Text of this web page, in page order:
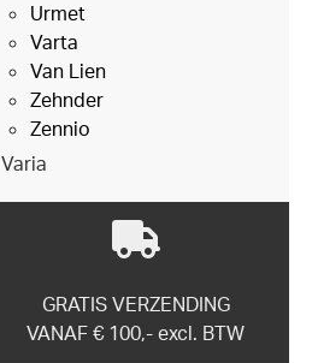
Urmet
Varta
Van Lien
Zehnder
Zennio
Varia
GRATIS VERZENDING
VANAF € 100,- excl. BTW